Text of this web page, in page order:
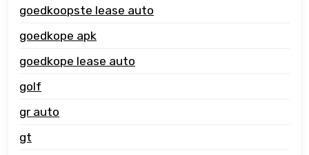
goedkoopste lease auto
goedkope apk
goedkope lease auto
golf
gr auto
gt